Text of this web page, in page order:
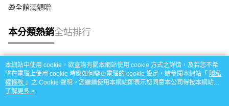
🎁全館滿額贈
本分類熱銷全站排行
熱門標籤
本網站中使用 cookie，欲查詢有關本網站使用 cookie 方式之詳情，及若您不希
望在電腦上使用 cookie 時應如何變更電腦的 cookie 設定，請參閱本網站「 隱私
權條款 」之 Cookie 聲明。您繼續使用本網站即表示您同意本公司得按本網站使
用條款之 Cookie 聲明使用 cookie。
了解更多 >